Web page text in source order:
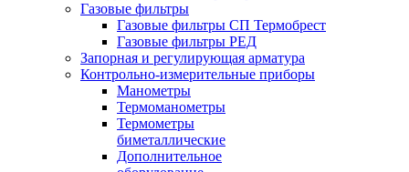
Газовые фильтры
Газовые фильтры СП Термобрест
Газовые фильтры РЕД
Запорная и регулирующая арматура
Контрольно-измерительные приборы
Манометры
Термоманометры
Термометры
биметаллические
Дополнительное